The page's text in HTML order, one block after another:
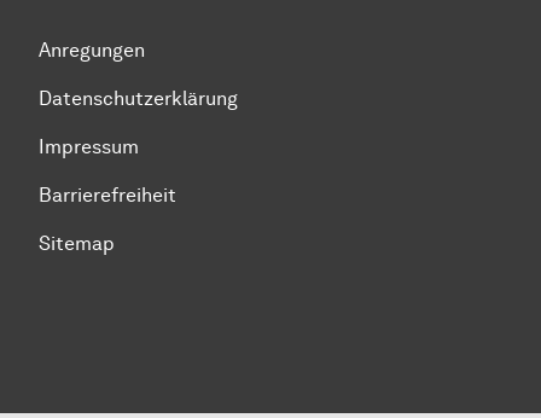
Anregungen
Datenschutzerklärung
Impressum
Barrierefreiheit
Sitemap